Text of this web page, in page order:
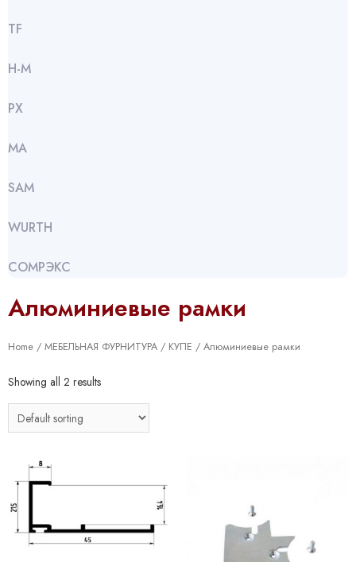
TF
Н-М
РХ
МА
SАМ
WURTH
СОМРЭКС
Алюминиевые рамки
Home / МЕБЕЛЬНАЯ ФУРНИТУРА / КУПЕ / Алюминиевые рамки
Showing all 2 results